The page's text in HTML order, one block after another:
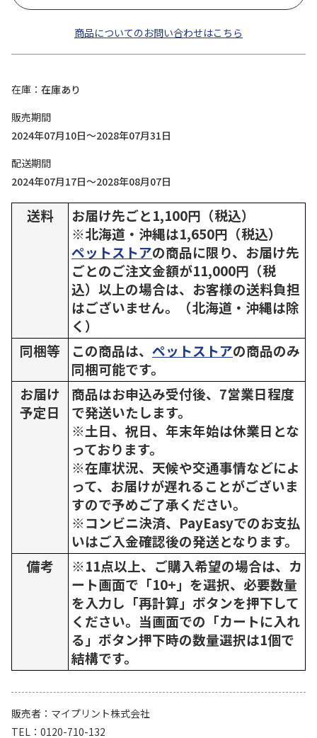
商品についてのお問い合わせはこちら
在庫
在庫あり
販売期間
2024年07月10日～2028年07月31日
配送期間
2024年07月17日～2028年08月07日
送料
お届け先ごと1,100円（税込）
※北海道・沖縄は1,650円（税込）
ペットストアの商品に限り、お届け先
ごとのご注文金額が11,000円（税
込）以上の場合は、お客様の送料負担
はございません。（北海道・沖縄は除
く）
同梱等
この商品は、 ペットストアの商品のみ
同梱可能です。
お届け
予定日
商品はお申込み受付後、7営業日程度
で発送いたします。
※土日、祝日、年末年始は休業日とな
っております。
※在庫状況、天候や交通事情などによ
って、お届けが遅れることがございま
すので予めご了承ください。
※コンビニ決済、PayEasyでのお支払
いはご入金確認後の発送となります。
備考
※11点以上、ご購入希望の場合は、カ
ート画面で「10+」を選択、必要数量
を入力し「再計算」ボタンを押下して
ください。当画面での「カートに入れ
る」ボタン押下時の数量選択は1個で
結構です。
販売者
マイプリント株式会社
TEL
0120-710-132